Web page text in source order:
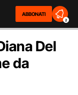
ABBONATI
2
Del
da